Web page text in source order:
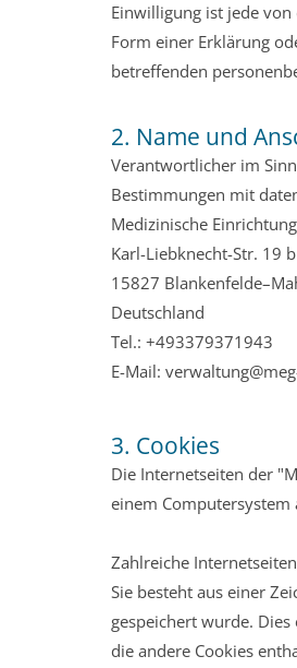
Einwilligung ist jede
Form einer Erklärung
betreffenden
2. Name und
Verantwortlicher im
Bestimmungen mit
Medizinische
Karl-Liebknecht-Str. 19
15827
Deutschland
Tel.: +493379371943
E-Mail:
3. Cookies
Die Internetseiten der
einem Computersystem
Zahlreiche
Sie besteht aus einer
gespeichert wurde.
die andere Cookies